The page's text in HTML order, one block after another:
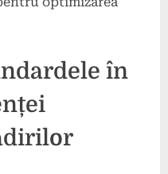
în